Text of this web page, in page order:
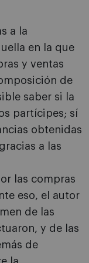
a la
en la que
y ventas
de
saber si la
partícipes; sí
obtenidas
a las
las compras
eso, el autor
de las
y de las
de